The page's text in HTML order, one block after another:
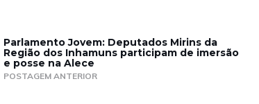
Parlamento Jovem: Deputados Mirins da
Região dos Inhamuns participam de imersão
e posse na Alece
POSTAGEM ANTERIOR